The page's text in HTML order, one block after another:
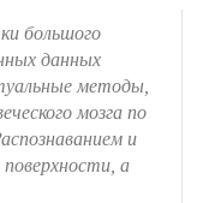
большого
данных
методы,
мозга по
и
а